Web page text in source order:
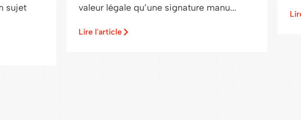
sujet
valeur légale qu’une signature manu...
Lire l'article